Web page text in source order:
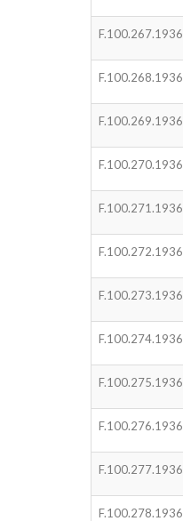
F.100.267.1936
F.100.268.1936
F.100.269.1936
F.100.270.1936
F.100.271.1936
F.100.272.1936
F.100.273.1936
F.100.274.1936
F.100.275.1936
F.100.276.1936
F.100.277.1936
F.100.278.1936